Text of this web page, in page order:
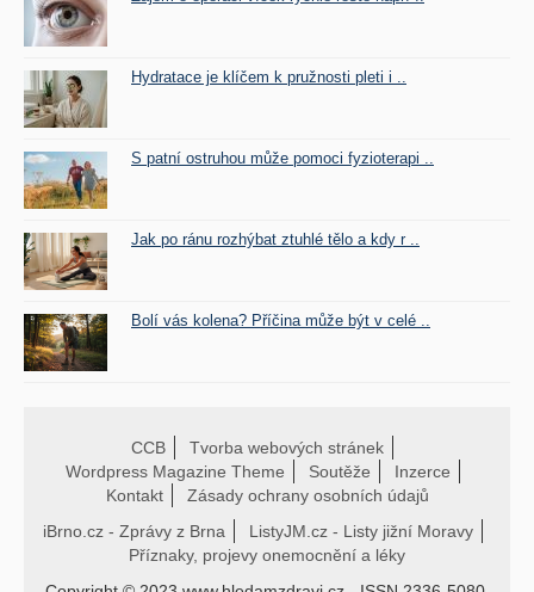
Hydratace je klíčem k pružnosti pleti i ..
S patní ostruhou může pomoci fyzioterapi ..
Jak po ránu rozhýbat ztuhlé tělo a kdy r ..
Bolí vás kolena? Příčina může být v celé ..
CCB
Tvorba webových stránek
Wordpress Magazine Theme
Soutěže
Inzerce
Kontakt
Zásady ochrany osobních údajů
iBrno.cz - Zprávy z Brna
ListyJM.cz - Listy jižní Moravy
Příznaky, projevy onemocnění a léky